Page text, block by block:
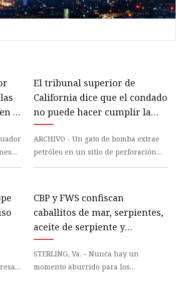
el
El tribunal superior de
California dice que el condado
no puede hacer cumplir la
prohibición de los pozos
petroleros mientras el estado
debate el futuro de los
combustibles fósiles
ARCHIVO - Un gato de bomba extrae
petróleo en un sitio de perforación
CBP y FWS confiscan
caballitos de mar, serpientes,
aceite de serpiente y
productos porcinos
prohibidos en el aeropuerto
de Dulles
STERLING, Va. – Nunca hay un
momento aburrido para los